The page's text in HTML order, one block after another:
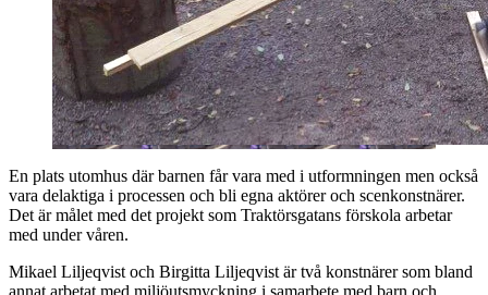
En plats utomhus där barnen får vara med i utformningen men också
vara delaktiga i processen och bli egna aktörer och scenkonstnärer.
Det är målet med det projekt som Traktörsgatans förskola arbetar
med under våren.
Mikael Liljeqvist och Birgitta Liljeqvist är två konstnärer som bland
annat arbetat med miljöutsmyckning i samarbete med barn och